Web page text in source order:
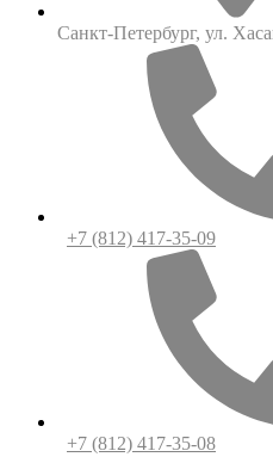
Санкт-Петербург, ул.
+7 (812) 417-35-09
+7 (812) 417-35-08